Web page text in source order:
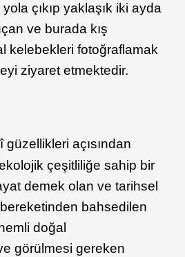
çıkıp yaklaşık iki ayda
ve burada kış
kelebekleri fotoğraflamak
ziyaret etmektedir.
açısından
çeşitliliğe sahip bir
demek olan ve tarihsel
bahsedilen
doğal
görülmesi gereken